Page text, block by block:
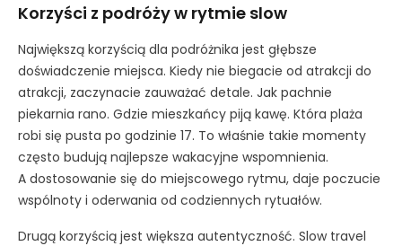
Korzyści z podróży w rytmie slow
Największą korzyścią dla podróżnika jest głębsze
doświadczenie miejsca. Kiedy nie biegacie od atrakcji do
atrakcji, zaczynacie zauważać detale. Jak pachnie
piekarnia rano. Gdzie mieszkańcy piją kawę. Która plaża
robi się pusta po godzinie 17. To właśnie takie momenty
często budują najlepsze wakacyjne wspomnienia.
A dostosowanie się do miejscowego rytmu, daje poczucie
wspólnoty i oderwania od codziennych rytuałów.
Drugą korzyścią jest większa autentyczność. Slow travel